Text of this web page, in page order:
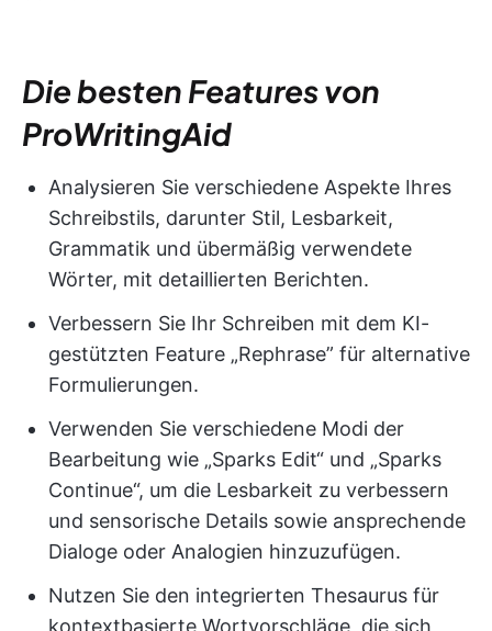
Die besten Features von
ProWritingAid
Analysieren Sie verschiedene Aspekte Ihres
Schreibstils, darunter Stil, Lesbarkeit,
Grammatik und übermäßig verwendete
Wörter, mit detaillierten Berichten.
Verbessern Sie Ihr Schreiben mit dem KI-
gestützten Feature „Rephrase” für alternative
Formulierungen.
Verwenden Sie verschiedene Modi der
Bearbeitung wie „Sparks Edit“ und „Sparks
Continue“, um die Lesbarkeit zu verbessern
und sensorische Details sowie ansprechende
Dialoge oder Analogien hinzuzufügen.
Nutzen Sie den integrierten Thesaurus für
kontextbasierte Wortvorschläge, die sich